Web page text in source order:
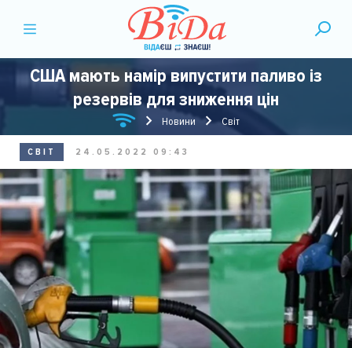
США мають намір випустити паливо із
резервів для зниження цін
Новини Світ
СВІТ 24.05.2022 09:43